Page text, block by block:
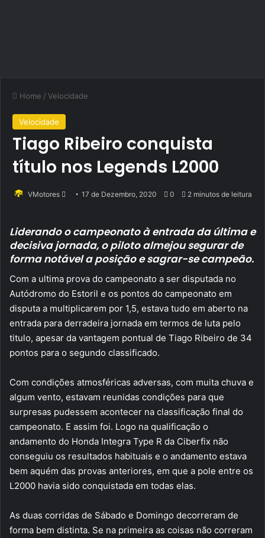
Home / Velocidade
Velocidade
Tiago Ribeiro conquista
título nos Legends L2000
VMotores
Send17 de Dezembro, 2020 0 2 minutos de leitura
Liderando o campeonato à entrada da última e
decisiva jornada, o piloto almejou segurar de
forma notável a posição e sagrar-se campeão.
Com a ultima prova do campeonato a ser disputada no
Autódromo do Estoril e os pontos do campeonato em
disputa a multiplicarem por 1,5, estava tudo em aberto na
entrada para derradeira jornada em termos de luta pelo
titulo, apesar da vantagem pontual de Tiago Ribeiro de 34
pontos para o segundo classificado.
Com condições atmosféricas adversas, com muita chuva e
algum vento, estavam reunidas condições para que
surpresas pudessem acontecer na classificação final do
campeonato. E assim foi. Logo na qualificação o
andamento do Honda Integra Type R da Ciberfix não
conseguiu os resultados habituais e o andamento estava
bem aquém das provas anteriores, em que a pole entre os
L2000 havia sido conquistada em todas elas.
As duas corridas de Sábado e Domingo decorreram de
forma bem distinta. Se na primeira as coisas não correram